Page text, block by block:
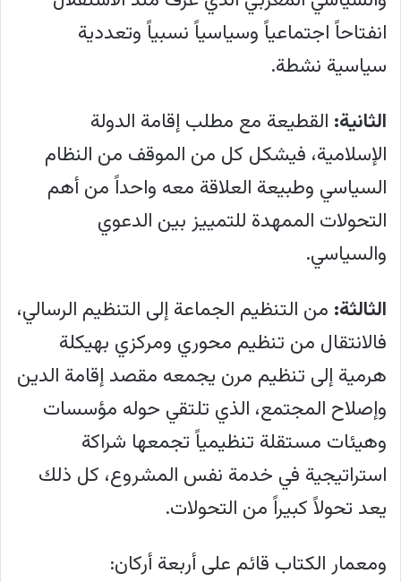
انفتاحاً اجتماعياً وسياسياً نسبياً وتعددية
سياسية نشطة.
الثانية: القطيعة مع مطلب إقامة الدولة
الإسلامية، فيشكل كل من الموقف من النظام
السياسي وطبيعة العلاقة معه واحداً من أهم
التحولات الممهدة للتمييز بين الدعوي
والسياسي.
الثالثة: من التنظيم الجماعة إلى التنظيم الرسالي،
فالانتقال من تنظيم محوري ومركزي بهيكلة
هرمية إلى تنظيم مرن يجمعه مقصد إقامة الدين
وإصلاح المجتمع، الذي تلتقي حوله مؤسسات
وهيئات مستقلة تنظيمياً تجمعها شراكة
استراتيجية في خدمة نفس المشروع، كل ذلك
يعد تحولاً كبيراً من التحولات.
ومعمار الكتاب قائم على أربعة أركان: